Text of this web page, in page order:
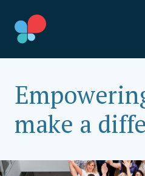
obsah
Země SIA
make a